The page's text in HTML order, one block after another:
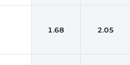
1.68 2.05